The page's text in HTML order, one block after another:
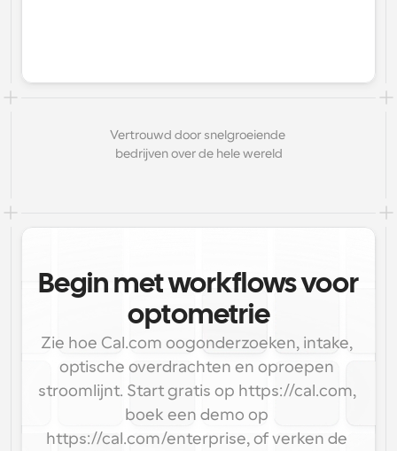
Vertrouwd door snelgroeiende
bedrijven over de hele wereld
Begin met workflows voor
optometrie
Zie hoe Cal.com oogonderzoeken, intake,
optische overdrachten en oproepen
stroomlijnt. Start gratis op https://cal.com,
boek een demo op
https://cal.com/enterprise, of verken de